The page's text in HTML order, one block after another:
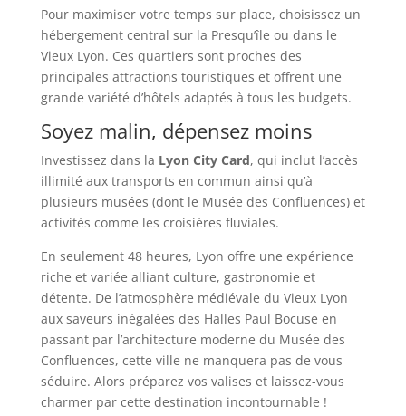
Pour maximiser votre temps sur place, choisissez un
hébergement central sur la Presqu’île ou dans le
Vieux Lyon. Ces quartiers sont proches des
principales attractions touristiques et offrent une
grande variété d’hôtels adaptés à tous les budgets.
Soyez malin, dépensez moins
Investissez dans la Lyon City Card, qui inclut l’accès
illimité aux transports en commun ainsi qu’à
plusieurs musées (dont le Musée des Confluences) et
activités comme les croisières fluviales.
En seulement 48 heures, Lyon offre une expérience
riche et variée alliant culture, gastronomie et
détente. De l’atmosphère médiévale du Vieux Lyon
aux saveurs inégalées des Halles Paul Bocuse en
passant par l’architecture moderne du Musée des
Confluences, cette ville ne manquera pas de vous
séduire. Alors préparez vos valises et laissez-vous
charmer par cette destination incontournable !